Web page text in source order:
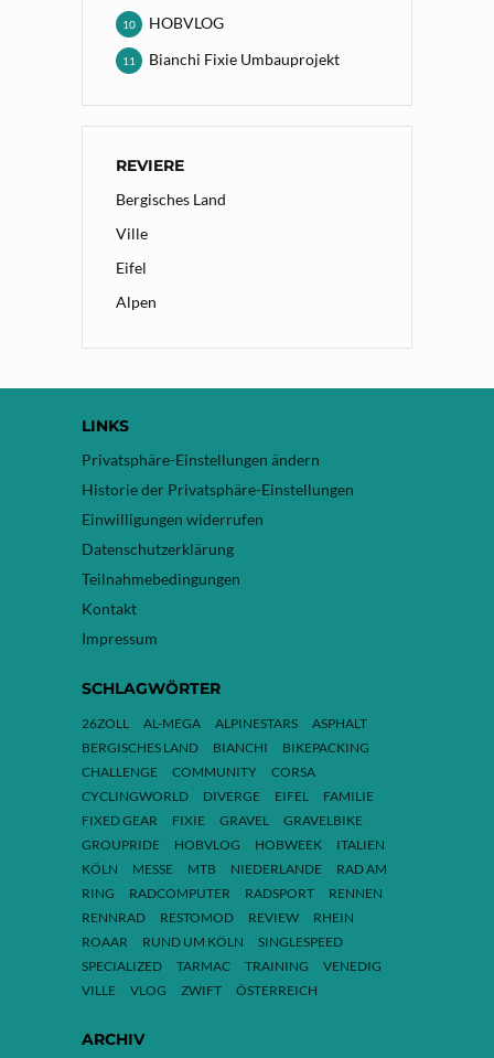
HOBVLOG
10
Bianchi Fixie Umbauprojekt
11
REVIERE
Bergisches Land
Ville
Eifel
Alpen
LINKS
Privatsphäre-Einstellungen ändern
Historie der Privatsphäre-Einstellungen
Einwilligungen widerrufen
Datenschutzerklärung
Teilnahmebedingungen
Kontakt
Impressum
SCHLAGWÖRTER
26ZOLL AL-MEGA ALPINESTARS
ASPHALT
BERGISCHES LAND
BIANCHI
BIKEPACKING
CHALLENGE
COMMUNITY
CORSA
CYCLINGWORLD
DIVERGE EIFEL
FAMILIE
FIXED GEAR
FIXIE GRAVEL
GRAVELBIKE
GROUPRIDE
HOBVLOG HOBWEEK
ITALIEN
KÖLN
MESSE MTB NIEDERLANDE
RAD AM
RING
RADCOMPUTER RADSPORT
RENNEN
RENNRAD
RESTOMOD REVIEW
RHEIN
ROAAR
RUND UM KÖLN
SINGLESPEED
SPECIALIZED
TARMAC TRAINING
VENEDIG
VILLE
VLOG ZWIFT ÖSTERREICH
ARCHIV